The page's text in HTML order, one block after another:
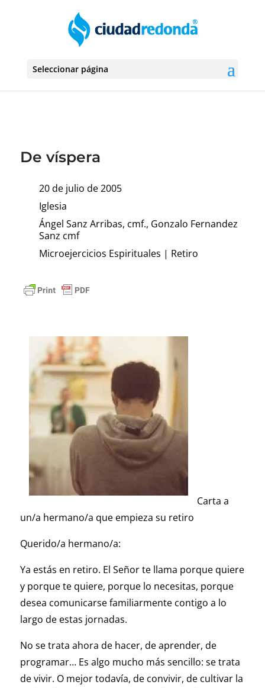
Seleccionar página
De víspera
20 de julio de 2005
Iglesia
Ángel Sanz Arribas, cmf., Gonzalo Fernandez
Sanz cmf
Microejercicios Espirituales | Retiro
Carta a
un/a hermano/a que empieza su retiro
Querido/a hermano/a:
Ya estás en retiro. El Señor te llama porque quiere
y porque te quiere, porque lo necesitas, porque
desea comunicarse familiarmente contigo a lo
largo de estas jornadas.
No se trata ahora de hacer, de aprender, de
programar… Es algo mucho más sencillo: se trata
de vivir. O mejor todavía, de convivir, de cultivar la